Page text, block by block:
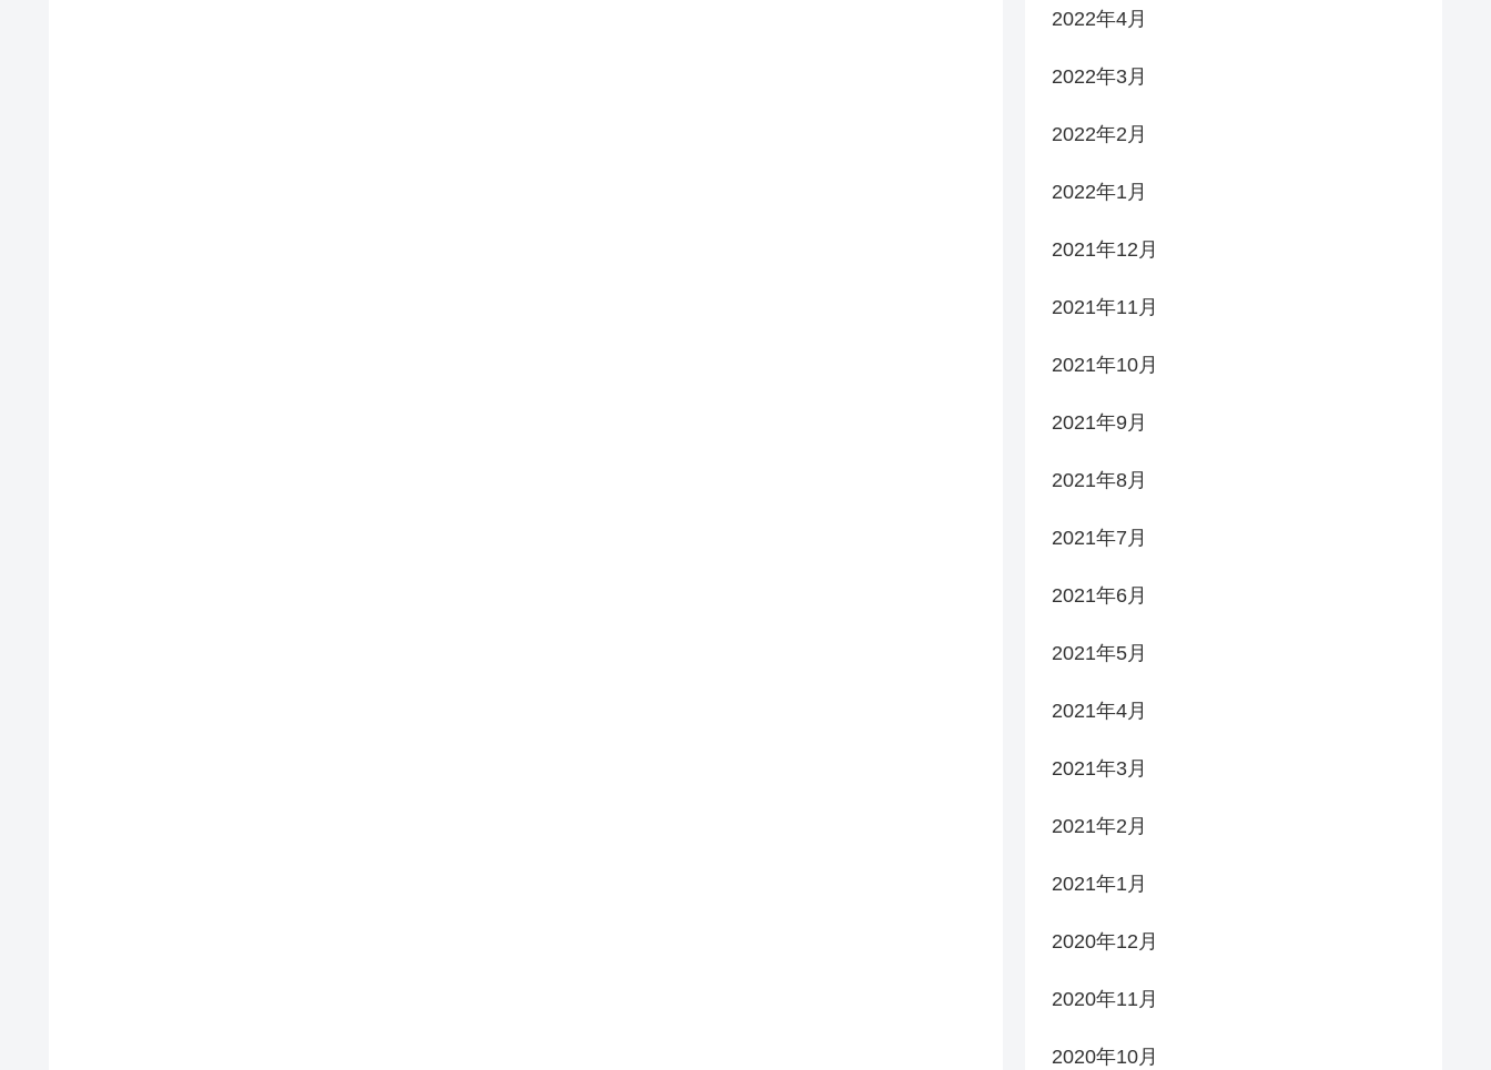
2022年4月
2022年3月
2022年2月
2022年1月
2021年12月
2021年11月
2021年10月
2021年9月
2021年8月
2021年7月
2021年6月
2021年5月
2021年4月
2021年3月
2021年2月
2021年1月
2020年12月
2020年11月
2020年10月